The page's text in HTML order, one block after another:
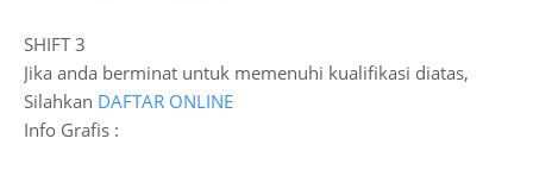
SHIFT 3
Jika anda berminat untuk memenuhi kualifikasi diatas,
Silahkan DAFTAR ONLINE
Info Grafis :